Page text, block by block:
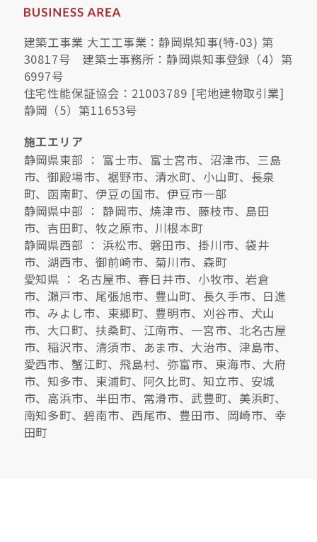
最響の家
Groovin’
Glass Arts
Blue Style
キママプラス
納得リフォームスタジオ nattoku リノベ
分譲住宅･不動産 スタッフブログ
施工事例 お客さまの声
お知らせ 土地情報
建築工事業 大工工事業：静岡県知事(特-03) 第
30817号 建築士事務所：静岡県知事登録（4）第
6997号
住宅性能保証協会：21003789 [宅地建物取引業]
静岡（5）第11653号
施工エリア
静岡県東部 ： 富士市、富士宮市、沼津市、三島
市、御殿場市、裾野市、清水町、小山町、長泉
町、函南町、伊豆の国市、伊豆市一部
静岡県中部 ： 静岡市、焼津市、藤枝市、島田
市、吉田町、牧之原市、川根本町
静岡県西部 ： 浜松市、磐田市、掛川市、袋井
市、湖西市、御前崎市、菊川市、森町
愛知県 ： 名古屋市、春日井市、小牧市、岩倉
市、瀬戸市、尾張旭市、豊山町、長久手市、日進
市、みよし市、東郷町、豊明市、刈谷市、犬山
市、大口町、扶桑町、江南市、一宮市、北名古屋
市、稲沢市、清須市、あま市、大治市、津島市、
愛西市、蟹江町、飛島村、弥富市、東海市、大府
市、知多市、東浦町、阿久比町、知立市、安城
市、高浜市、半田市、常滑市、武豊町、美浜町、
南知多町、碧南市、西尾市、豊田市、岡崎市、幸
田町